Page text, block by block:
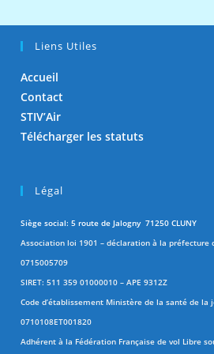
Liens Utiles
Accueil
Contact
STIV’Air
Télécharger les statuts
Légal
Siège social: 5 route de Jalogny 71250 CLUNY
Association loi 1901 – déclaration à la préfecture
0715005709
SIRET: 511 359 01000010 – APE 9312Z
Code d’établissement Ministère de la santé de la
0710108ET001820
Adhérent à la Fédération Française de vol Libre